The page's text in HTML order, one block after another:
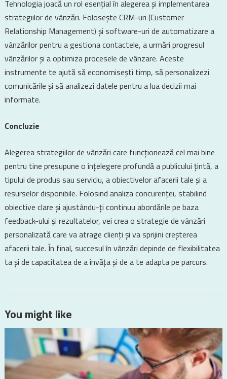
Tehnologia joacă un rol esențial în alegerea și implementarea
strategiilor de vânzări. Folosește CRM-uri (Customer
Relationship Management) și software-uri de automatizare a
vânzărilor pentru a gestiona contactele, a urmări progresul
vânzărilor și a optimiza procesele de vânzare. Aceste
instrumente te ajută să economisești timp, să personalizezi
comunicările și să analizezi datele pentru a lua decizii mai
informate.
Concluzie
Alegerea strategiilor de vânzări care funcționează cel mai bine
pentru tine presupune o înțelegere profundă a publicului țintă, a
tipului de produs sau serviciu, a obiectivelor afacerii tale și a
resurselor disponibile. Folosind analiza concurenței, stabilind
obiective clare și ajustându-ți continuu abordările pe baza
feedback-ului și rezultatelor, vei crea o strategie de vânzări
personalizată care va atrage clienți și va sprijini creșterea
afacerii tale. În final, succesul în vânzări depinde de flexibilitatea
ta și de capacitatea de a învăța și de a te adapta pe parcurs.
You might like